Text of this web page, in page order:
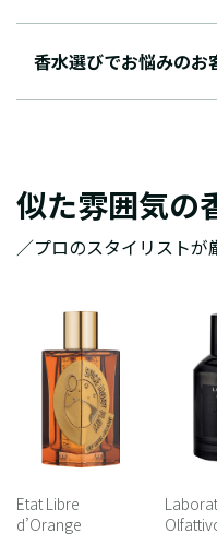
香水選びでお悩みのお
似た雰囲気の
／プロのスタイリスト
Etat Libre
d’Orange